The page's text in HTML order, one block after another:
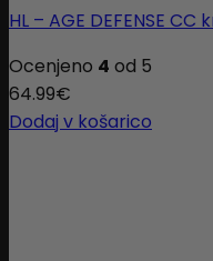
HL – AGE DEFENSE CC
Ocenjeno 4 od 5
64.99€
Dodaj v košarico